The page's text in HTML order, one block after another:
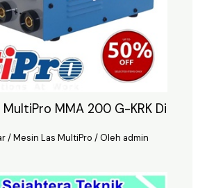
MultiPro MMA 200 G-KRK Di
/Mesin Las MultiPro / Oleh admin